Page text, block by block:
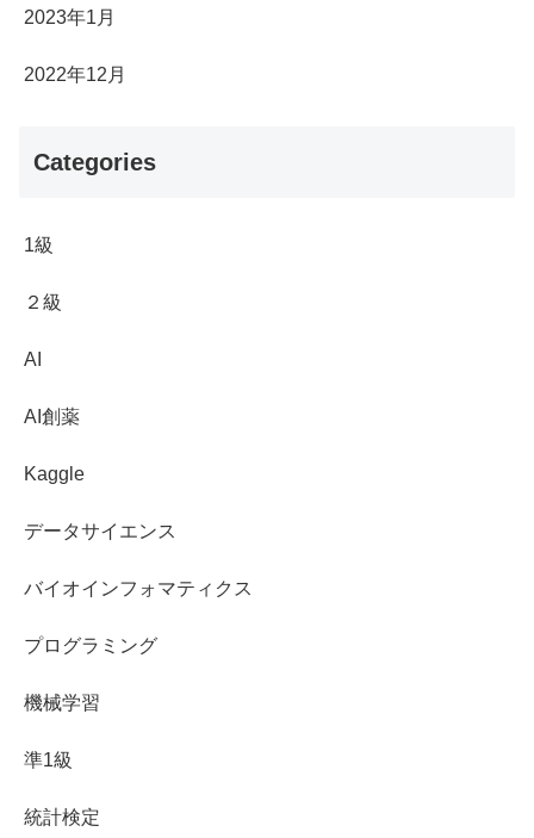
2023年1月
2022年12月
Categories
1級
２級
AI
AI創薬
Kaggle
データサイエンス
バイオインフォマティクス
プログラミング
機械学習
準1級
統計検定